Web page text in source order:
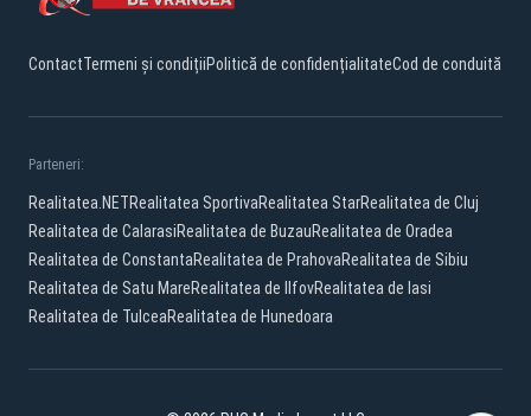
ContactTermeni și condițiiPolitică de confidențialitateCod de conduită
Parteneri:
Realitatea.NETRealitatea SportivaRealitatea StarRealitatea de Cluj
Realitatea de CalarasiRealitatea de BuzauRealitatea de Oradea
Realitatea de ConstantaRealitatea de PrahovaRealitatea de Sibiu
Realitatea de Satu MareRealitatea de IlfovRealitatea de Iasi
Realitatea de TulceaRealitatea de Hunedoara